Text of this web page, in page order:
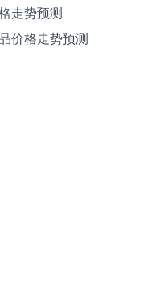
走势预测
价格走势预测